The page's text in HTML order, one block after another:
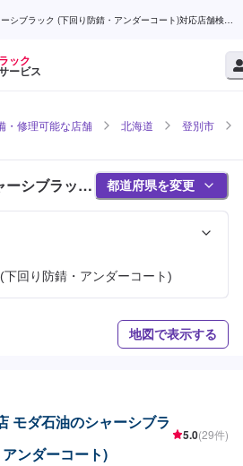
シブラック (下回り防錆・アンダーコート)対応店舗検索
ック
ービス
・修理可能な店舗 北海道 登別市
ーシブラック
ジ目)
都道府県を変更
回り防錆・アンダーコート)
地図で表示する
モダ石油のシャーシブラ
ンダーコート)
5.0(29件)